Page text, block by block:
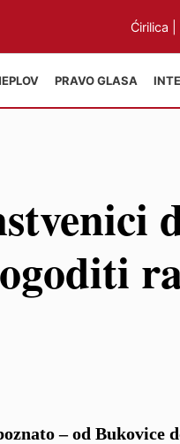
Ćirilica
PRAVO GLASA
– od Bukovice